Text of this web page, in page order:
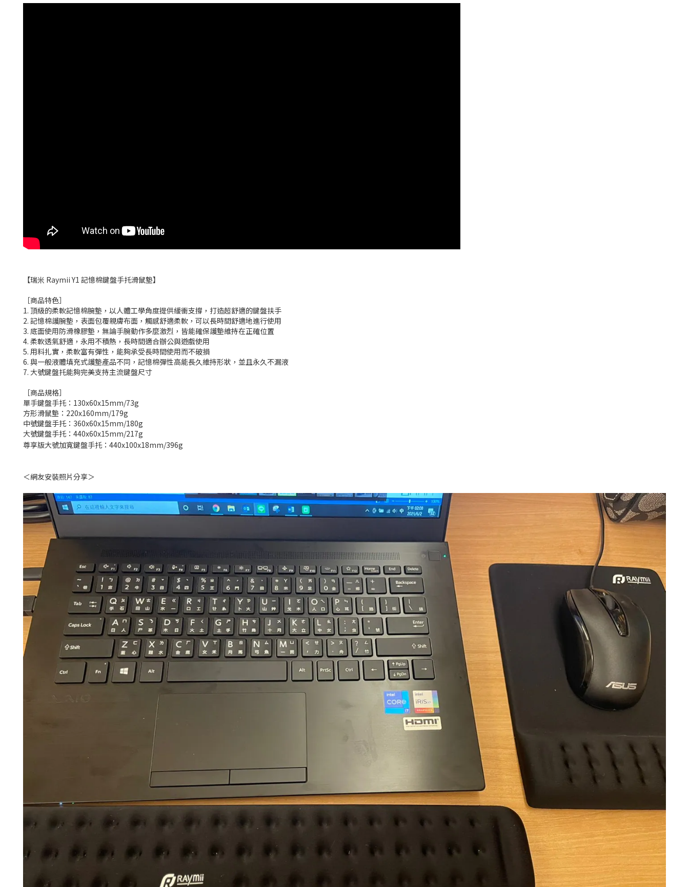
【瑞米 Raymii Y1 記憶棉鍵盤手托滑鼠墊】
［商品特色］
1. 頂級的柔軟記憶棉腕墊，以人體工學角度提供緩衝支撐，打造超舒適的鍵盤扶手
2. 記憶棉護腕墊，表面包覆親膚布面，觸感舒適柔軟，可以長時間舒適地進行使用
3. 底面使用防滑橡膠墊，無論手腕動作多麼激烈，皆能確保護墊維持在正確位置
4. 柔軟透氣舒適，永用不積熱，長時間適合辦公與遊戲使用
5. 用料扎實，柔軟富有彈性，能夠承受長時間使用而不破損
6. 與一般液體填充式護墊產品不同，記憶棉彈性高能長久維持形狀，並且永久不漏液
7. 大號鍵盤托能夠完美支持主流鍵盤尺寸
［商品規格］
單手鍵盤手托：130x60x15mm/73g
方形滑鼠墊：220x160mm/179g
中號鍵盤手托：360x60x15mm/180g
大號鍵盤手托：440x60x15mm/217g
尊享版大號加寬鍵盤手托：440x100x18mm/396g
＜網友安裝照片分享＞